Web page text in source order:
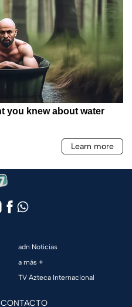
adn Noticias
a más +
TV Azteca Internacional
CONTACTO